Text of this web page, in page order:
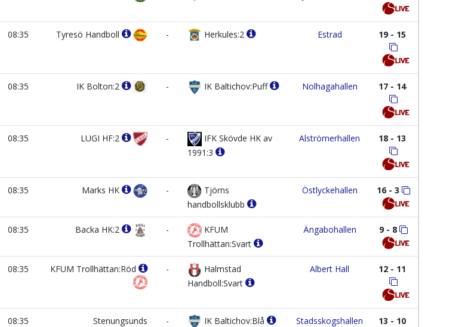
08:35 Tyresö Handboll - Herkules:2 Estrad 19 - 15
08:35 IK Bolton:2 - IK Baltichov:Puff Nolhagahallen 17 - 14
08:35 LUGI HF:2 -
IFK Skövde HK av
1991:3
Alströmerhallen 18 - 13
08:35 Marks HK -
Tjörns
handbollsklubb
Östlyckehallen 16 - 3
08:35 Backa HK:2 -
KFUM
Trollhättan:Svart
Ängabohallen 9 - 8
08:35 KFUM Trollhättan:Röd -
Halmstad
Handboll:Svart
Albert Hall 12 - 11
08:35
Stenungsunds
- IK Baltichov:Blå Stadsskogshallen 13 - 10